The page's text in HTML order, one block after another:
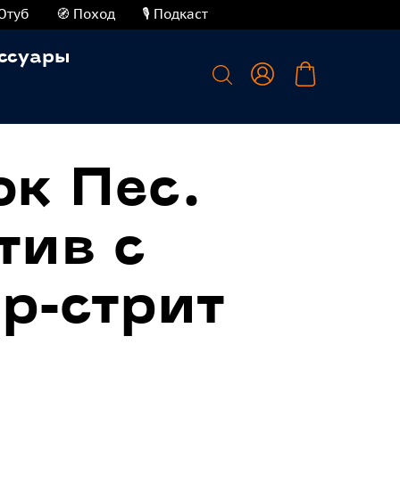
🧭 Поход 🎙️ Подкаст
Пес.
с
стрит